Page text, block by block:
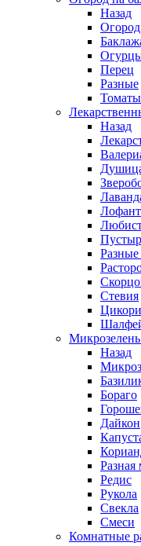
Назад
Огород
Перец
Разные
Томаты
Назад
Лофант
Разные
Стевия
Назад
Бораго
Дайкон
Разная
Редис
Рукола
Свекла
Смеси
Комнатные